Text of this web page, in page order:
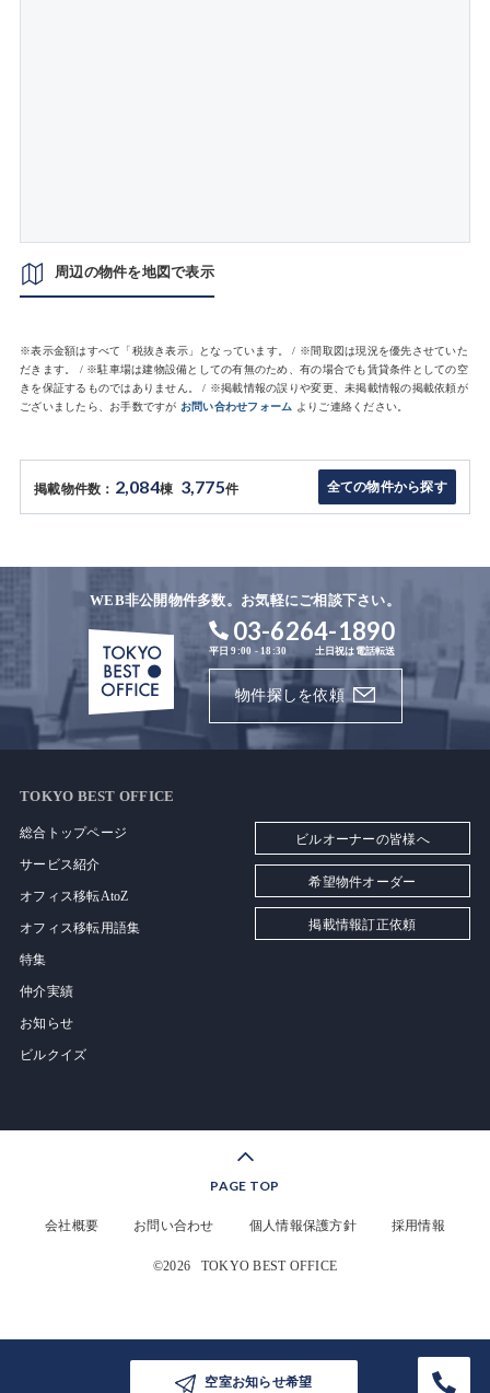
周辺の物件を地図で表示
※表示金額はすべて「税抜き表示」となっています。 / ※間取図は現況を優先させていた
だきます。 / ※駐車場は建物設備としての有無のため、有の場合でも賃貸条件としての空
きを保証するものではありません。 / ※掲載情報の誤りや変更、未掲載情報の掲載依頼が
ございましたら、お手数ですが お問い合わせフォーム よりご連絡ください。
掲載物件数： 2,084棟 3,775件 全ての物件から探す
空室お知らせ希望
WEB非公開物件多数。お気軽にご相談下さい。
03-6264-1890
平日 9:00 - 18:30 土日祝は電話転送
物件探しを依頼
TOKYO BEST OFFICE
総合トップページ
サービス紹介
オフィス移転AtoZ
オフィス移転用語集
特集
仲介実績
お知らせ
ビルクイズ
ビルオーナーの皆様へ
希望物件オーダー
掲載情報訂正依頼
PAGE TOP
会社概要 お問い合わせ 個人情報保護方針 採用情報
©2026 TOKYO BEST OFFICE